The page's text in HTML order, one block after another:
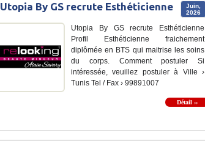
Juin,
2026
Utopia By GS recrute Esthéticienne
Utopia By GS recrute Esthéticienne
Profil Esthéticienne fraichement
diplômée en BTS qui maitrise les soins
du corps. Comment postuler Si
intéressée, veuillez postuler à Ville ›
Tunis Tel / Fax › 99891007
Détail ››